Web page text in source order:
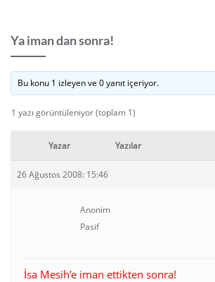
Ya iman dan sonra!
Bu konu 1 izleyen ve 0 yanıt içeriyor.
1 yazı görüntüleniyor (toplam 1)
Yazar Yazılar
26 Ağustos 2008: 15:46
Anonim
Pasif
İsa Mesih’e iman ettikten sonra!